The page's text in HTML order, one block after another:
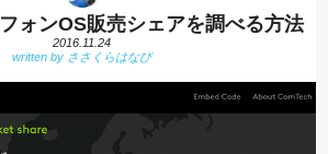
ォンOS販売シェアを調べる方法
2016.11.24